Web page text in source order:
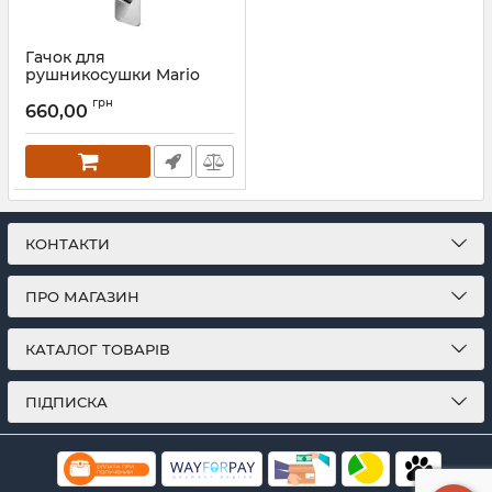
Гачок для
рушникосушки Mario
Артикул:4.026.043649.P
660,00 грн
КОНТАКТИ
ПРО МАГАЗИН
КАТАЛОГ ТОВАРІВ
ПІДПИСКА